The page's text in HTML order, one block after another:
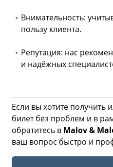
Внимательность:
пользу клиента.
Репутация: нас
и надёжных
Если вы хотите получить
билет без проблем и в
обратитесь в Malov &
ваш вопрос быстро и